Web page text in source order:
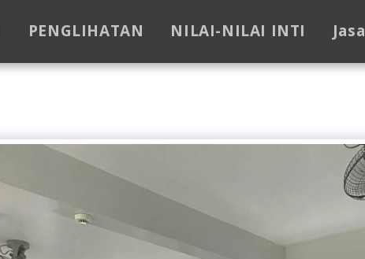
PENGLIHATAN NILAI-NILAI INTI Jasa